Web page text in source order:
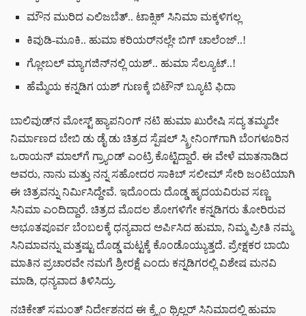
ಮೌನ ಮುರಿದ ಎಲಿಜಬೆತ್.. ಟಾಕ್ಸಿಕ್ ಸಿನಿಮಾ ಮಕ್ಕಳಿಗಲ್ಲ
ಕಿವುಡಿ-ಮೂಕಿ.. ಹುಮಾ ಕರಿಯರ್‌ನಲ್ಲೇ ಬಿಗ್ ಚಾಲೆಂಜ್..!
ಗ್ಲೋಬಲ್ ಮ್ಯಾಗಜಿನ್‌ನಲ್ಲಿ ಯಶ್.. ಹುಮಾ ಸೆಲ್ಯೂಟ್..!
ಹೆಮ್ಮೆಯ ಕನ್ನಡಿಗ ಯಶ್ ಗುಣಕ್ಕೆ ಬಿಟೌನ್ ಬ್ಯೂಟಿ ಫಿದಾ
ಬಾಲಿವುಡ್‌ನ ಮೋಸ್ಟ್ ಹ್ಯಾಪನಿಂಗ್ ನಟಿ ಹುಮಾ ಖುರೇಷಿ ಸದ್ಯ ತಮ್ಮದೇ
ನಿರ್ಮಾಣದ ಬೇಬಿ ಡು ಡೈ ಡು ಚಿತ್ರದ ಸ್ಪೆಷಲ್ ಸ್ಕ್ರೀನಿಂಗ್‌ಗಾಗಿ ಬೆಂಗಳೂರಿನ
ಒರಾಯನ್ ಮಾಲ್‌ಗೆ ಗ್ರ್ಯಾಂಡ್ ಎಂಟ್ರಿ ಕೊಟ್ಟಿದ್ದಾರೆ. ಈ ವೇಳೆ ಮಾತನಾಡಿದ
ಅವರು, ನಾನು ಮತ್ತು ನನ್ನ ಸಹೋದರ ಸಾಕಿಬ್ ಸಲೀಮ್ ಸೇರಿ ಜಂಟಿಯಾಗಿ
ಈ ಚಿತ್ರವನ್ನು ನಿರ್ಮಿಸಿದ್ದೇವೆ. ಇದೊಂದು ದೊಡ್ಡ ಹೃದಯವಿರುವ ಸಣ್ಣ
ಸಿನಿಮಾ ಎಂದಿದ್ದಾರೆ. ಚಿತ್ರದ ಮೊದಲ ಶೋಗಳಿಗೇ ಕನ್ನಡಿಗರು ತೋರಿರುವ
ಅಭೂತಪೂರ್ವ ಬೆಂಬಲಕ್ಕೆ ಧನ್ಯವಾದ ಅರ್ಪಿಸಿದ ಹುಮಾ, ನಿಮ್ಮ ಪ್ರೀತಿ ನಮ್ಮ
ಸಿನಿಮಾವನ್ನು ಮತ್ತಷ್ಟು ದೊಡ್ಡ ಮಟ್ಟಕ್ಕೆ ಕೊಂಡೊಯ್ಯುತ್ತದೆ. ಪ್ರೇಕ್ಷಕರ ಬಾಯಿ
ಮಾತಿನ ಪ್ರಚಾರವೇ ನಮಗೆ ಶ್ರೀರಕ್ಷೆ ಎಂದು ಕನ್ನಡಿಗರಲ್ಲಿ ವಿಶೇಷ ಮನವಿ
ಮಾಡಿ, ಧನ್ಯವಾದ ತಿಳಿಸಿದ್ರು.
ನಚಿಕೇತ್ ಸಮಂತ್ ನಿರ್ದೇಶನದ ಈ ಕ್ರೈಂ ಥ್ರಿಲ್ಲರ್ ಸಿನಿಮಾದಲ್ಲಿ ಹುಮಾ